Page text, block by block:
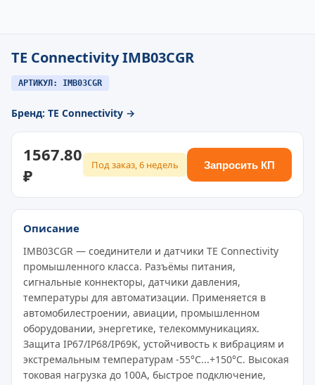
TE Connectivity IMB03CGR
АРТИКУЛ: IMB03CGR
Бренд: TE Connectivity →
1567.80
₽
Под заказ, 6 недель Запросить КП
Описание
IMB03CGR — соединители и датчики TE Connectivity
промышленного класса. Разъёмы питания,
сигнальные коннекторы, датчики давления,
температуры для автоматизации. Применяется в
автомобилестроении, авиации, промышленном
оборудовании, энергетике, телекоммуникациях.
Защита IP67/IP68/IP69K, устойчивость к вибрациям и
экстремальным температурам -55°C...+150°C. Высокая
токовая нагрузка до 100A, быстрое подключение,